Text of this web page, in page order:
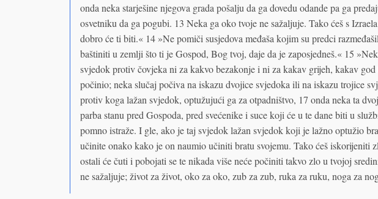
onda neka starješine njegova grada pošalju da ga dovedu odande pa ga
osvetniku da ga pogubi. 13 Neka ga oko tvoje ne sažaljuje. Tako ćeš s
dobro će ti biti.« 14 »Ne pomiči susjedova međaša kojim su predci
baštiniti u zemlji što ti je Gospod, Bog tvoj, daje da je zaposjedneš.« 15
svjedok protiv čovjeka ni za kakvo bezakonje i ni za kakav grijeh, kakav
počinio; neka slučaj počiva na iskazu dvojice svjedoka ili na iskazu trojice
protiv koga lažan svjedok, optužujući ga za otpadništvo, 17 onda neka ta
parba stanu pred Gospoda, pred svećenike i suce koji će u te dane biti u
pomno istraže. I gle, ako je taj svjedok lažan svjedok koji je lažno optužio
učinite onako kako je on naumio učiniti bratu svojemu. Tako ćeš iskorijeniti
ostali će čuti i pobojati se te nikada više neće počiniti takvo zlo u tvojoj
ne sažaljuje; život za život, oko za oko, zub za zub, ruka za ruku, noga za